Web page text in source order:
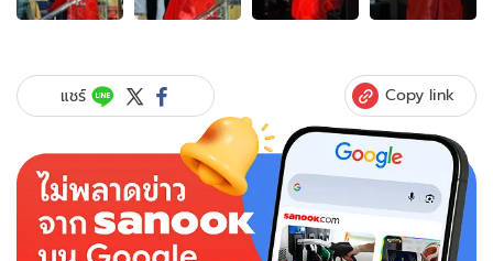
ของ
เลน"
มี
"ใหม่
ดา
วิกา"
สวน
แชร์ Copy link